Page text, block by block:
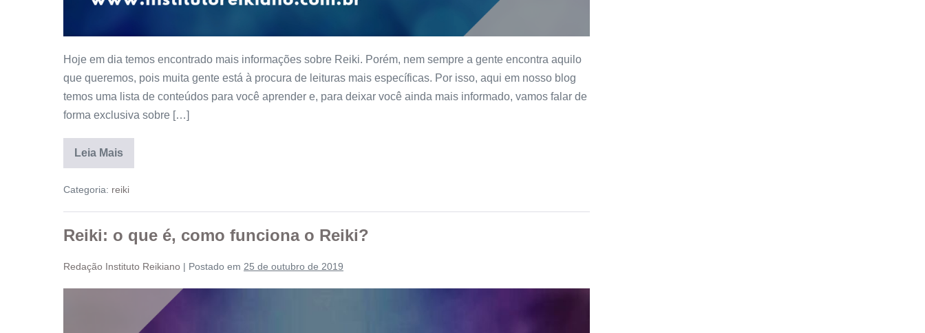
Hoje em dia temos encontrado mais informações sobre Reiki. Porém, nem sempre a gente encontra aquilo
que queremos, pois muita gente está à procura de leituras mais específicas. Por isso, aqui em nosso blog
temos uma lista de conteúdos para você aprender e, para deixar você ainda mais informado, vamos falar de
forma exclusiva sobre […]
Leia Mais
Categoria: reiki
Reiki: o que é, como funciona o Reiki?
Redação Instituto Reikiano | Postado em 25 de outubro de 2019